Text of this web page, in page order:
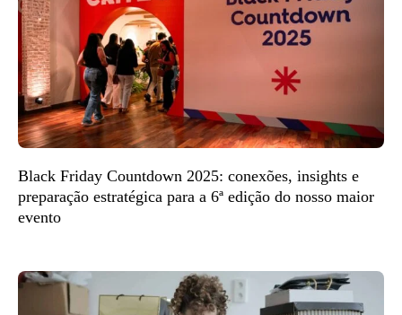
Black Friday Countdown 2025: conexões, insights e
preparação estratégica para a 6ª edição do nosso maior
evento